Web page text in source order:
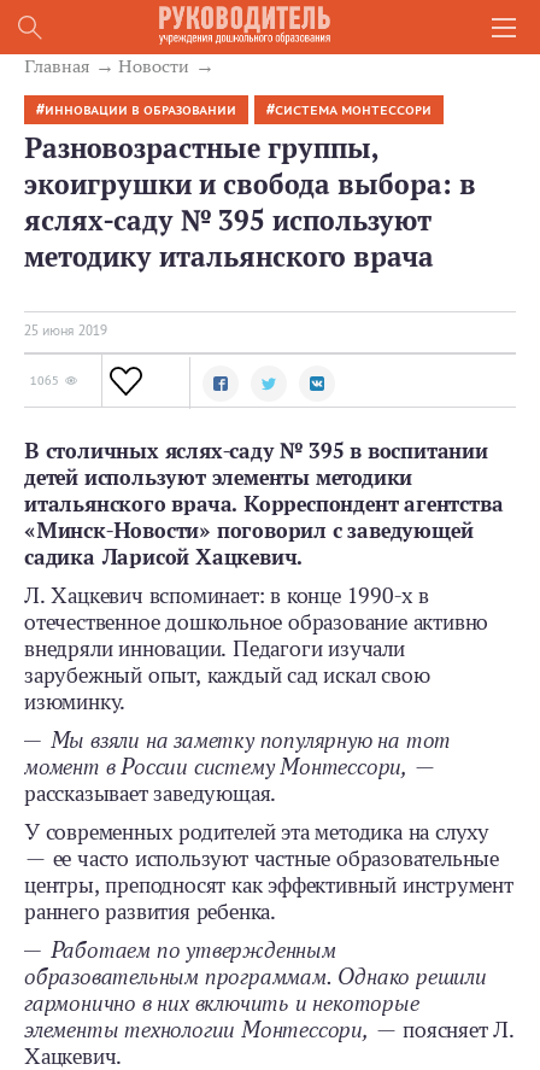
Главная Новости
ИННОВАЦИИ В ОБРАЗОВАНИИ СИСТЕМА МОНТЕССОРИ
Разновозрастные группы,
экоигрушки и свобода выбора: в
яслях-саду № 395 используют
методику итальянского врача
25 июня 2019
1065
В столичных яслях-саду № 395 в воспитании
детей используют элементы методики
итальянского врача. Корреспондент агентства
«Минск-Новости» поговорил с заведующей
садика Ларисой Хацкевич.
Л. Хацкевич вспоминает: в конце 1990-х в
отечественное дошкольное образование активно
внедряли инновации. Педагоги изучали
зарубежный опыт, каждый сад искал свою
изюминку.
— Мы взяли на заметку популярную на тот
момент в России систему Монтессори, —
рассказывает заведующая.
У современных родителей эта методика на слуху
— ее часто используют частные образовательные
центры, преподносят как эффективный инструмент
раннего развития ребенка.
— Работаем по утвержденным
образовательным программам. Однако решили
гармонично в них включить и некоторые
элементы технологии Монтессори, — поясняет Л.
Хацкевич.